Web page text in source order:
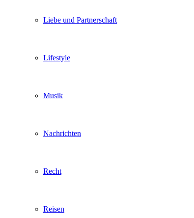
Liebe und Partnerschaft
Lifestyle
Musik
Nachrichten
Recht
Reisen